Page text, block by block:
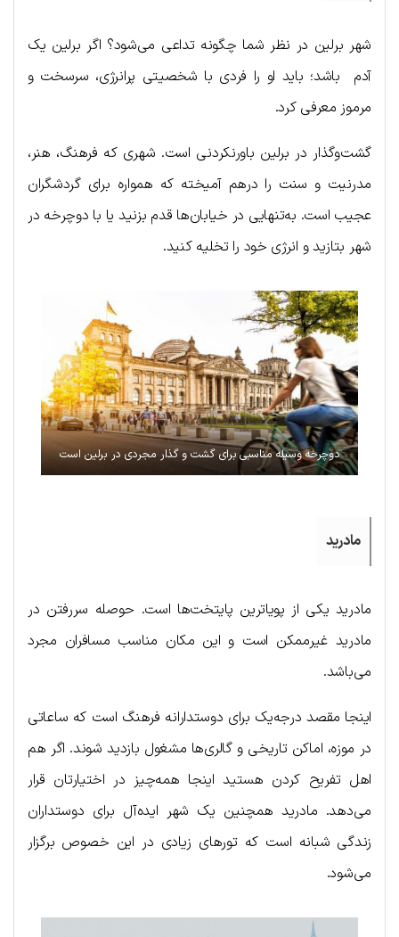
شهر برلین در نظر شما چگونه تداعی می‌شود؟ اگر برلین یک
آدم باشد؛ باید او را فردی با شخصیتی پرانرژی، سرسخت و
مرموز معرفی کرد.
گشت‌وگذار در برلین باورنکردنی است. شهری که فرهنگ، هنر،
مدرنیت و سنت را درهم آمیخته که همواره برای گردشگران
عجیب است. به‌تنهایی در خیابان‌ها قدم بزنید یا با دوچرخه در
شهر بتازید و انرژی خود را تخلیه کنید.
دوچرخه وسیله مناسبی برای گشت و گذار مجردی در برلین است
مادرید
مادرید یکی از پویاترین پایتخت‌ها است. حوصله سررفتن در
مادرید غیرممکن است و این مکان مناسب مسافران مجرد
می‌باشد.
اینجا مقصد درجه‌یک برای دوستدارانه فرهنگ است که ساعاتی
در موزه، اماکن تاریخی و گالری‌ها مشغول بازدید شوند. اگر هم
اهل تفریح کردن هستید اینجا همه‌چیز در اختیارتان قرار
می‌دهد. مادرید همچنین یک شهر ایده‌آل برای دوستداران
زندگی شبانه است که تورهای زیادی در این خصوص برگزار
می‌شود.